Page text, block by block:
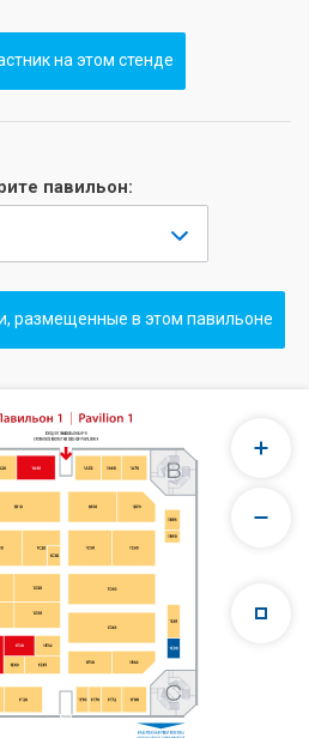
на этом стенде
павильон:
размещенные в этом павильоне